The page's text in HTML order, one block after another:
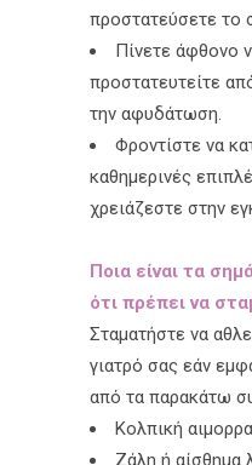
προστατεύσετε το
Πίνετε άφθονο
προστατευτείτε
την αφυδάτωση.
Φροντίστε να
καθημερινές
χρειάζεστε στην
Ποια είναι τα
ότι πρέπει να
Σταματήστε να
γιατρό σας εάν
από τα παρακάτω
Κολπική
Ζάλη ή αίσθημα